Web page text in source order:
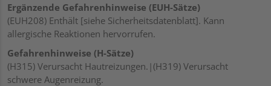
Ergänzende Gefahrenhinweise (EUH-Sätze)
(EUH208) Enthält [siehe Sicherheitsdatenblatt]. Kann
allergische Reaktionen hervorrufen.
Gefahrenhinweise (H-Sätze)
(H315) Verursacht Hautreizungen.|(H319) Verursacht
schwere Augenreizung.